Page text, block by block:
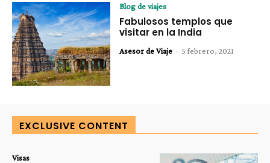
Blog de viajes
Fabulosos templos que
visitar en la India
Asesor de Viaje - 5 febrero, 2021
EXCLUSIVE CONTENT
Visas